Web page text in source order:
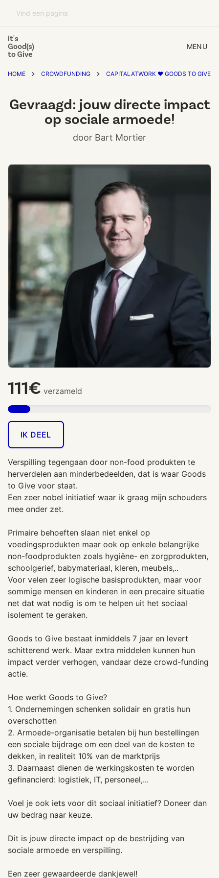
it's
Good(s)
to Give
MENU
HOME CROWDFUNDING CAPITALATWORK ❤️ GOODS TO GIVE
Gevraagd: jouw directe impact
op sociale armoede!
door Bart Mortier
111€ verzameld
IK DEEL
Verspilling tegengaan door non-food produkten te
herverdelen aan minderbedeelden, dat is waar Goods
to Give voor staat.
Een zeer nobel initiatief waar ik graag mijn schouders
mee onder zet.
Primaire behoeften slaan niet enkel op
voedingsprodukten maar ook op enkele belangrijke
non-foodprodukten zoals hygiëne- en zorgprodukten,
schoolgerief, babymateriaal, kleren, meubels,..
Voor velen zeer logische basisprodukten, maar voor
sommige mensen en kinderen in een precaire situatie
net dat wat nodig is om te helpen uit het sociaal
isolement te geraken.
Goods to Give bestaat inmiddels 7 jaar en levert
schitterend werk. Maar extra middelen kunnen hun
impact verder verhogen, vandaar deze crowd-funding
actie.
Hoe werkt Goods to Give?
1. Ondernemingen schenken solidair en gratis hun
overschotten
2. Armoede-organisatie betalen bij hun bestellingen
een sociale bijdrage om een deel van de kosten te
dekken, in realiteit 10% van de marktprijs
3. Daarnaast dienen de werkingskosten te worden
gefinancierd: logistiek, IT, personeel,...
Voel je ook iets voor dit sociaal initiatief? Doneer dan
uw bedrag naar keuze.
Dit is jouw directe impact op de bestrijding van
sociale armoede en verspilling.
Een zeer gewaardeerde dankjewel!